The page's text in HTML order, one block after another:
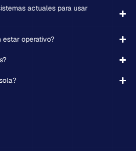
actuales para usar
estar operativo?